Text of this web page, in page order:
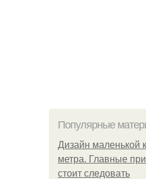
Популярные
Дизайн маленькой
метра. Главные
стоит следовать